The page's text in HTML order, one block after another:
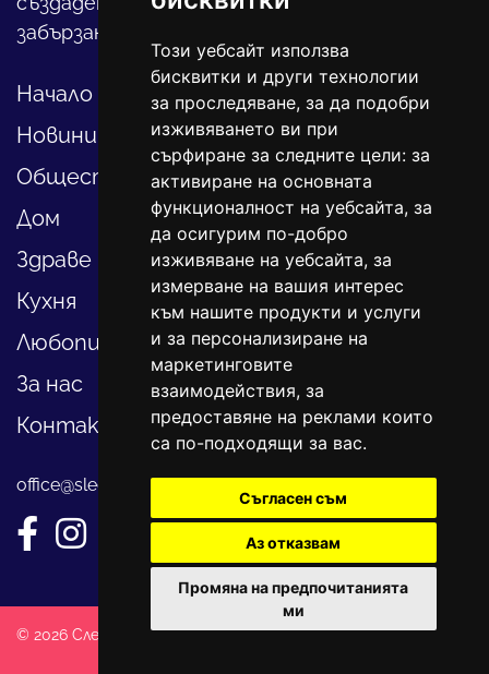
Този уебсайт използва
бисквитки и други технологии
за проследяване, за да подобри
изживяването ви при
сърфиране за следните цели: за
активиране на основната
функционалност на уебсайта, за
да осигурим по-добро
изживяване на уебсайта, за
измерване на вашия интерес
към нашите продукти и услуги
и за персонализиране на
маркетинговите
взаимодействия, за
предоставяне на реклами които
са по-подходящи за вас.
Съгласен съм
Аз отказвам
Промяна на предпочитанията
ми
забързан свят.
Начало
Новини
Общество
Дом
Здраве
Кухня
Любопитно
За нас
Контакти
office@sledvayme.net
© 2026 Следвай ме. Всички права запазени!